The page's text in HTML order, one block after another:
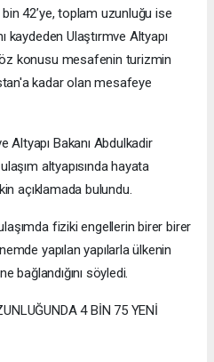
bin 42’ye, toplam uzunluğu ise
kaydeden Ulaştırmve Altyapı
konusu mesafenin turizmin
kadar olan mesafeye
Altyapı Bakanı Abdulkadir
altyapısında hayata
açıklamada bulundu.
fiziki engellerin birer birer
yapılan yapılarla ülkenin
bağlandığını söyledi.
4 BİN 75 YENİ